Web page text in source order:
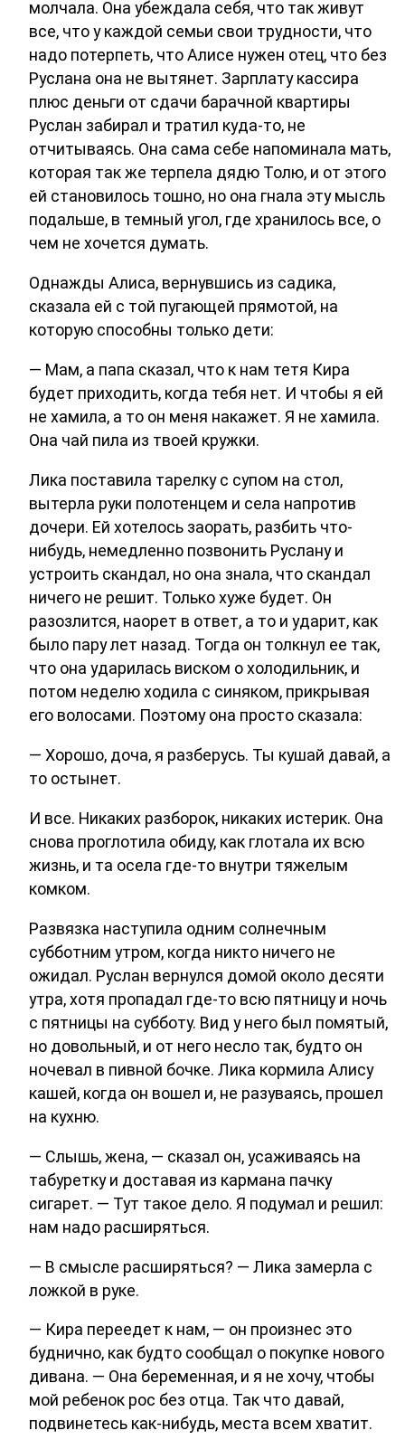
молчала. Она убеждала себя, что так живут
все, что у каждой семьи свои трудности, что
надо потерпеть, что Алисе нужен отец, что без
Руслана она не вытянет. Зарплату кассира
плюс деньги от сдачи барачной квартиры
Руслан забирал и тратил куда-то, не
отчитываясь. Она сама себе напоминала мать,
которая так же терпела дядю Толю, и от этого
ей становилось тошно, но она гнала эту мысль
подальше, в темный угол, где хранилось все, о
чем не хочется думать.
Однажды Алиса, вернувшись из садика,
сказала ей с той пугающей прямотой, на
которую способны только дети:
— Мам, а папа сказал, что к нам тетя Кира
будет приходить, когда тебя нет. И чтобы я ей
не хамила, а то он меня накажет. Я не хамила.
Она чай пила из твоей кружки.
Лика поставила тарелку с супом на стол,
вытерла руки полотенцем и села напротив
дочери. Ей хотелось заорать, разбить что-
нибудь, немедленно позвонить Руслану и
устроить скандал, но она знала, что скандал
ничего не решит. Только хуже будет. Он
разозлится, наорет в ответ, а то и ударит, как
было пару лет назад. Тогда он толкнул ее так,
что она ударилась виском о холодильник, и
потом неделю ходила с синяком, прикрывая
его волосами. Поэтому она просто сказала:
— Хорошо, доча, я разберусь. Ты кушай давай, а
то остынет.
И все. Никаких разборок, никаких истерик. Она
снова проглотила обиду, как глотала их всю
жизнь, и та осела где-то внутри тяжелым
комком.
Развязка наступила одним солнечным
субботним утром, когда никто ничего не
ожидал. Руслан вернулся домой около десяти
утра, хотя пропадал где-то всю пятницу и ночь
с пятницы на субботу. Вид у него был помятый,
но довольный, и от него несло так, будто он
ночевал в пивной бочке. Лика кормила Алису
кашей, когда он вошел и, не разуваясь, прошел
на кухню.
— Слышь, жена, — сказал он, усаживаясь на
табуретку и доставая из кармана пачку
сигарет. — Тут такое дело. Я подумал и решил:
нам надо расширяться.
— В смысле расширяться? — Лика замерла с
ложкой в руке.
— Кира переедет к нам, — он произнес это
буднично, как будто сообщал о покупке нового
дивана. — Она беременная, и я не хочу, чтобы
мой ребенок рос без отца. Так что давай,
подвинетесь как-нибудь, места всем хватит.